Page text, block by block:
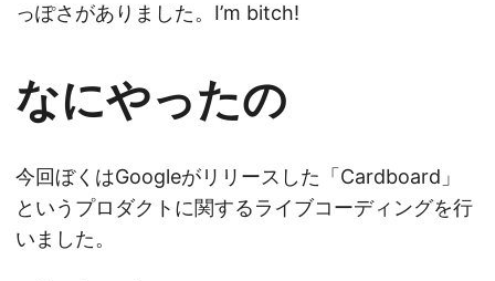
っぽさがありました。I’m bitch!
なにやったの
今回ぼくはGoogleがリリースした「Cardboard」
というプロダクトに関するライブコーディングを行
いました。